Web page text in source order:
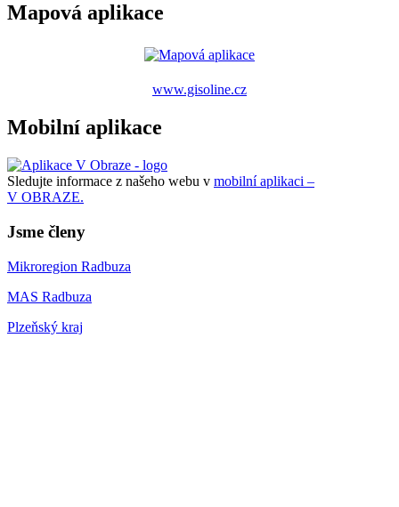
Mapová aplikace
www.gisoline.cz
Mobilní aplikace
Sledujte informace z našeho webu v mobilní aplikaci –
V OBRAZE.
Jsme členy
Mikroregion Radbuza
MAS Radbuza
Plzeňský kraj